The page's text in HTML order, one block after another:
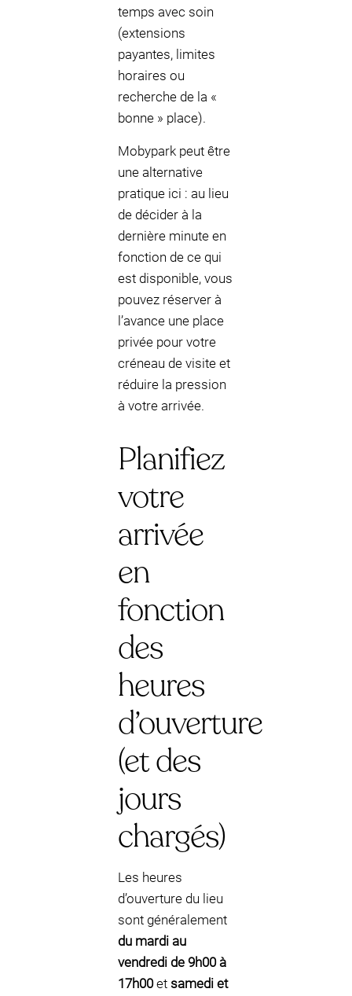
temps avec soin
(extensions
payantes, limites
horaires ou
recherche de la «
bonne » place).
Mobypark peut être
une alternative
pratique ici : au lieu
de décider à la
dernière minute en
fonction de ce qui
est disponible, vous
pouvez réserver à
l’avance une place
privée pour votre
créneau de visite et
réduire la pression
à votre arrivée.
Planifiez
votre
arrivée
en
fonction
des
heures
d’ouverture
(et des
jours
chargés)
Les heures
d’ouverture du lieu
sont généralement
du mardi au
vendredi de 9h00 à
17h00et samedi et